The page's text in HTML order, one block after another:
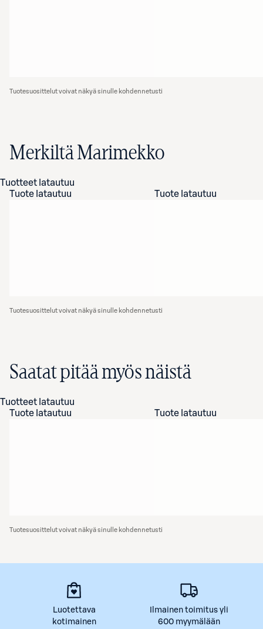
Tuotesuosittelut voivat näkyä sinulle kohdennetusti
Merkiltä Marimekko
Tuotteet latautuu
Tuote latautuu
Tuote latautuu
Tuotesuosittelut voivat näkyä sinulle kohdennetusti
Saatat pitää myös näistä
Tuotteet latautuu
Tuote latautuu
Tuote latautuu
Tuotesuosittelut voivat näkyä sinulle kohdennetusti
Luotettava
kotimainen
Ilmainen toimitus yli
600 myymälään